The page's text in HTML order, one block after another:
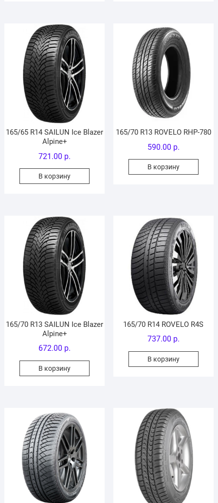
165/65 R14 SAILUN Ice Blazer
Alpine+
721.00 р.
В корзину
165/70 R13 ROVELO RHP-780
590.00 р.
В корзину
165/70 R13 SAILUN Ice Blazer
Alpine+
672.00 р.
В корзину
165/70 R14 ROVELO R4S
737.00 р.
В корзину